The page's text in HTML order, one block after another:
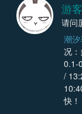
游
请问
潮
况：
0.1-
/
快！